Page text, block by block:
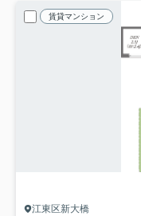
賃貸マンション
江東区新大橋